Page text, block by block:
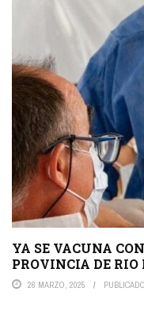
YA SE VACUNA
PROVINCIA DE RIO
26 MARZO, 2025